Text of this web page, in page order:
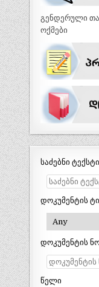
გენდერული
ოქმები
საძებნი ტექსტი
დოკუმენტის
დოკუმენტის
წელი